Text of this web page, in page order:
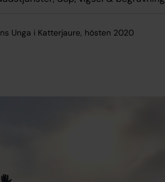
Unga i Katterjaure, hösten 2020